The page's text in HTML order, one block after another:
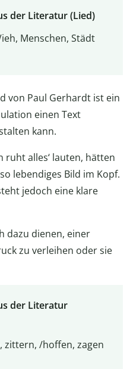
der Literatur (Lied)
Menschen, Städt
von Paul Gerhardt ist ein
einen Text
kann.
ruht alles‘ lauten, hätten
lebendiges Bild im Kopf.
jedoch eine klare
dazu dienen, einer
zu verleihen oder sie
der Literatur
zittern, /hoffen, zagen